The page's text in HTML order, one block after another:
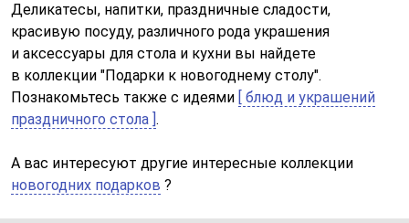
Деликатесы, напитки, праздничные сладости,
красивую посуду, различного рода украшения
и аксессуары для стола и кухни вы найдете
в коллекции "Подарки к новогоднему столу".
Познакомьтесь также с идеями [ блюд и украшений
праздничного стола ].
А вас интересуют другие интересные коллекции
новогодних подарков ?